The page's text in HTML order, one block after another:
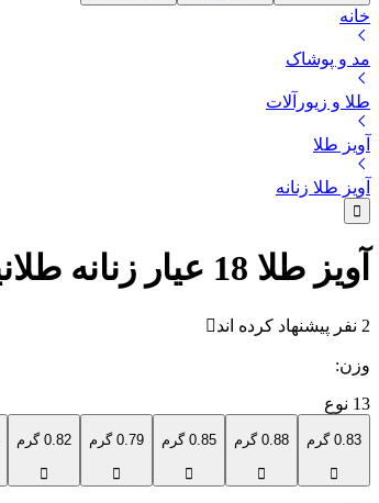
خانه
مد و پوشاک
طلا و زیورآلات
آویز طلا
آویز طلا زنانه
آویز طلا 18 عیار زنانه طلانیوم مدل ونکلیف
2 نفر پیشنهاد کرده اند
وزن:
13 نوع
0.83 گرم 0.88 گرم 0.85 گرم 0.79 گرم 0.82 گرم